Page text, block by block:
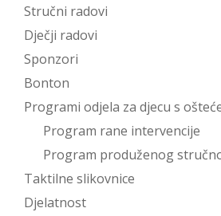
Stručni radovi
Dječji radovi
Sponzori
Bonton
Programi odjela za djecu s
Program rane intervencije
Program produženog
Taktilne slikovnice
Djelatnost